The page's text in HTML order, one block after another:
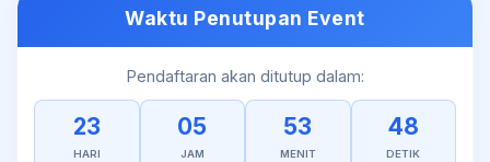
Waktu Penutupan Event
Pendaftaran akan ditutup dalam:
23
HARI
05
JAM
53
MENIT
48
DETIK